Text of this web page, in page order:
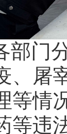
部门
、屠
等情
等违